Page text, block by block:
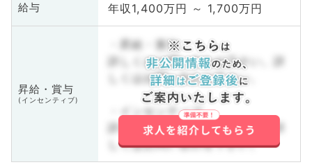
給与 年収1,400万円 ～ 1,700万円
昇給・賞与
(インセンティブ)
・昇給・賞与
詳しくはお問い合わせ下さい。詳
しくはお問い合わせ下さい。
・インセンティブ
詳しくはお問い合わせ下さい。詳
しくはお問い合わせ下さい。